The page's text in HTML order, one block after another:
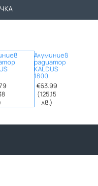
Алуминиев
радиатор
KALDUS
1800
€63.99
(125.15
лв.)